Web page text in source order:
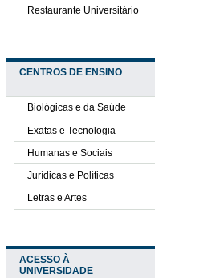
Restaurante Universitário
CENTROS DE ENSINO
Biológicas e da Saúde
Exatas e Tecnologia
Humanas e Sociais
Jurídicas e Políticas
Letras e Artes
ACESSO À
UNIVERSIDADE